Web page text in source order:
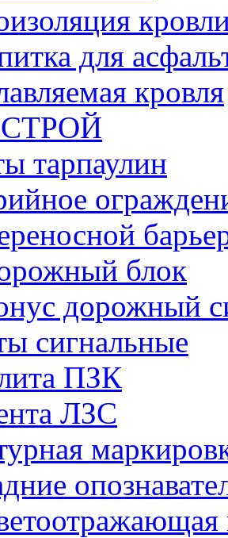
для
кровля
тарпаулин
блок
дорожный
сигнальные
ПЗК
ЛЗС